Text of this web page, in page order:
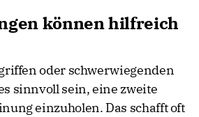
können hilfreich
oder schwerwiegenden
sinnvoll sein, eine zweite
einzuholen. Das schafft oft